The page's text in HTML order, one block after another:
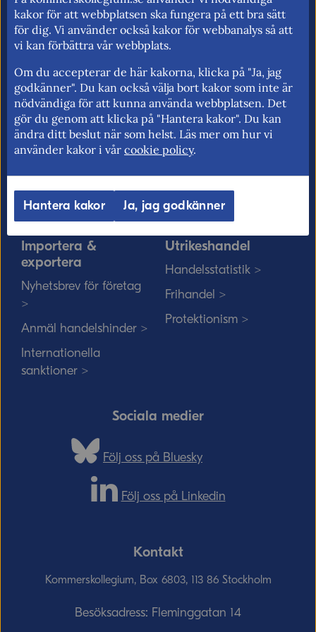
för fri rörlighet på EU:s inre marknad.
Kommerskollegium
Jobba hos oss >
Sök medarbetare >
Vårt uppdrag på
minoritetsspråk och
teckenspråk >
EU-rätten
Utan personnummer i
Sverige >
Solvit löser problem i EU
Myndigheter, kommuner
och EU-rätten >
Importera &
exportera
Nyhetsbrev för företag
>
Anmäl handelshinder >
Internationella
sanktioner >
Utrikeshandel
Handelsstatistik >
Frihandel >
Protektionism >
Sociala medier
Följ oss på Bluesky
Följ oss på Linkedin
Kontakt
Kommerskollegium, Box 6803, 113 86 Stockholm
Besöksadress: Fleminggatan 14
kakor för att webbplatsen ska fungera på ett bra sätt
för dig. Vi använder också kakor för webbanalys så att
vi kan förbättra vår webbplats.
Om du accepterar de här kakorna, klicka på "Ja, jag
godkänner". Du kan också välja bort kakor som inte är
nödvändiga för att kunna använda webbplatsen. Det
gör du genom att klicka på "Hantera kakor". Du kan
ändra ditt beslut när som helst. Läs mer om hur vi
använder kakor i vår cookie policy.
Hantera kakor Ja, jag godkänner